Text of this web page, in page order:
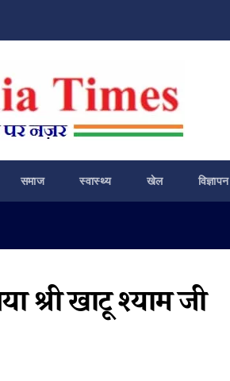
समाज स्वास्थ्य खेल विज्ञापन
श्री खाटू श्याम जी